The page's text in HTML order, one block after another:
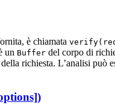
è chiamata
un Buffer del corpo di
richiesta. L’analisi può